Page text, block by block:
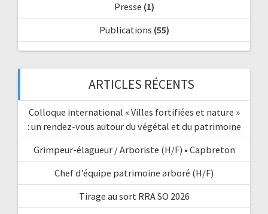
Presse (1)
Publications (55)
ARTICLES RÉCENTS
Colloque international « Villes fortifiées et nature »
: un rendez-vous autour du végétal et du patrimoine
Grimpeur-élagueur / Arboriste (H/F) • Capbreton
Chef d’équipe patrimoine arboré (H/F)
Tirage au sort RRA SO 2026